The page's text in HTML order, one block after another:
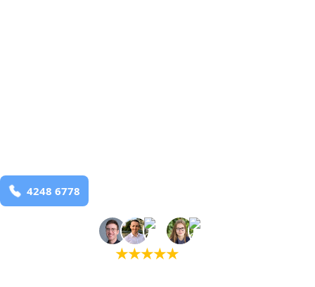
★★★★★